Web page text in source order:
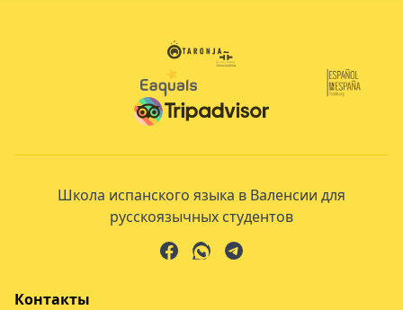
Школа испанского языка в Валенсии для
русскоязычных студентов
Контакты